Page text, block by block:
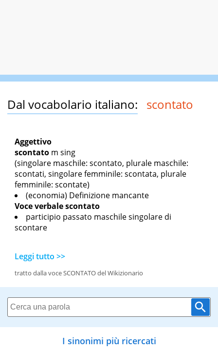
Dal vocabolario italiano: scontato
Aggettivo
scontato m sing
(singolare maschile: scontato, plurale maschile:
scontati, singolare femminile: scontata, plurale
femminile: scontate)
(economia) Definizione mancante
Voce verbalescontato
participio passato maschile singolare di
scontare
Leggi tutto >>
tratto dalla voce SCONTATO del Wikizionario
I sinonimi più ricercati